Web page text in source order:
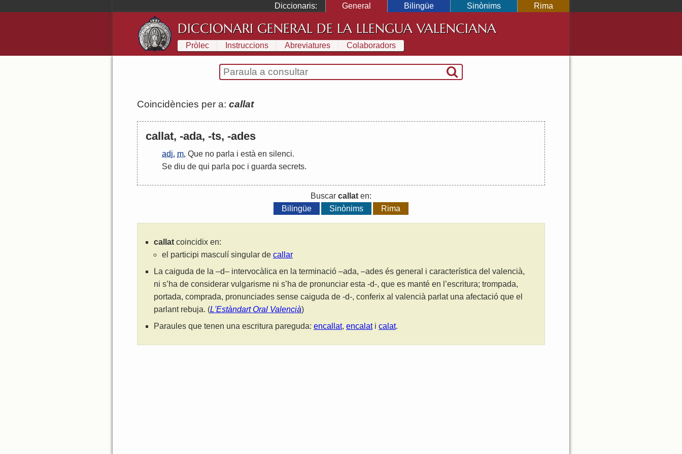
Diccionaris: General Bilingüe Sinònims Rima
DICCIONARI GENERAL DE LA LLENGUA VALENCIANA
Pròlec Instruccions Abreviatures Colaboradors
Coincidències per a: callat
callat, -ada, -ts, -ades
adj. m. Que no parla i està en silenci.
Se diu de qui parla poc i guarda secrets.
Buscar callat en:
Bilingüe
Sinònims Rima
callat coincidix en:
el participi masculí singular de callar
La caiguda de la –d– intervocàlica en la terminació –ada, –ades és general i característica del valencià,
ni s’ha de considerar vulgarisme ni s’ha de pronunciar esta -d-, que es manté en l’escritura; trompada,
portada, comprada, pronunciades sense caiguda de -d-, conferix al valencià parlat una afectació que el
parlant rebuja. (L'Estàndart Oral Valencià)
Paraules que tenen una escritura pareguda: encallat, encalati calat.